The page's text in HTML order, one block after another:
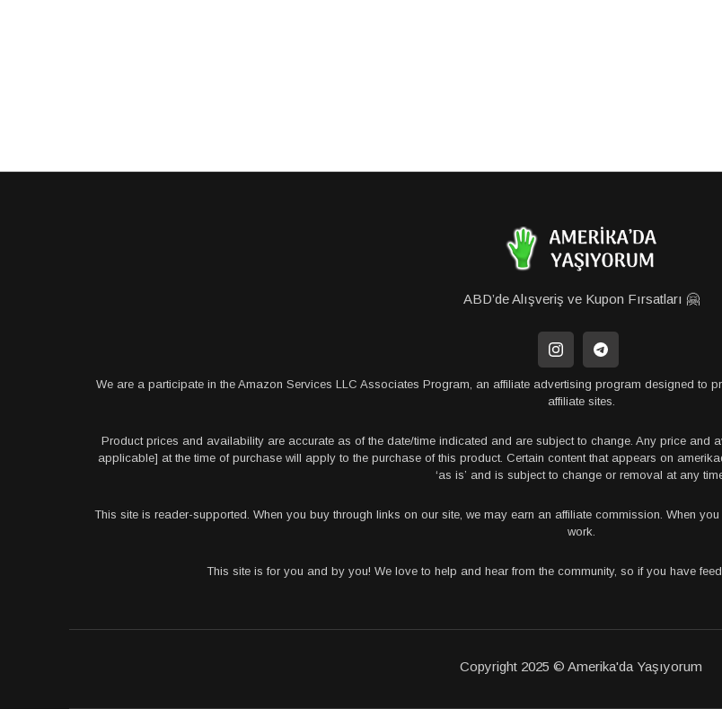
ABD’de Alışveriş ve Kupon Fırsatları 🤗
We are a participate in the Amazon Services LLC Associates Program, an affiliate advertising program designed to
affiliate sites.
Product prices and availability are accurate as of the date/time indicated and are subject to change. Any price and
applicable] at the time of purchase will apply to the purchase of this product. Certain content that appears on
‘as is’ and is subject to change or removal at any
This site is reader-supported. When you buy through links on our site, we may earn an affiliate commission. When
work.
This site is for you and by you! We love to help and hear from the community, so if you have
Copyright 2025 © Amerika'da Yaşıyorum